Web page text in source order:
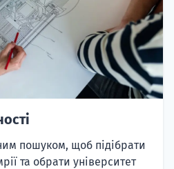
пошуком, щоб підібрати
та обрати університет